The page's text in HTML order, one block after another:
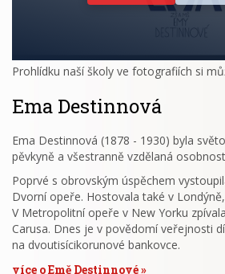
Prohlídku naší školy ve fotografiích si
Ema Destinnová
Ema Destinnová (1878 - 1930) byla
pěvkyně a všestranně vzdělaná
Poprvé s obrovským úspěchem
Dvorní opeře. Hostovala také v
V Metropolitní opeře v New Yorku
Carusa. Dnes je v povědomí veřejnosti
na dvoutisícikorunové bankovce.
více o Emě Destinnové